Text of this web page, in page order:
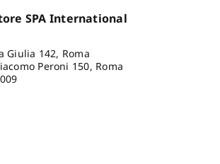
SPA International
Giulia 142, Roma
Peroni 150, Roma